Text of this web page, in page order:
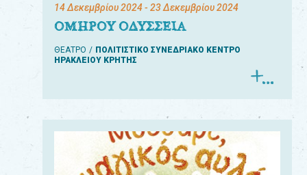
14 Δεκεμβρίου 2024- 23 Δεκεμβρίου 2024
ΟΜΗΡΟΥ ΟΔΥΣΣΕΙΑ
ΘΕΑΤΡΟ
ΠΟΛΙΤΙΣΤΙΚΟ ΣΥΝΕΔΡΙΑΚΟ ΚΕΝΤΡΟ
ΗΡΑΚΛΕΙΟΥ ΚΡΗΤΗΣ